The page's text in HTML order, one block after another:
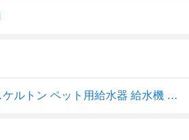
ジェックス ピュアクリスタル グラッシーR 1.5L 犬用 透明 スケルトン ペット用給水器 給水機 水飲み器 水飲み 自動 給水器 USB 静音 静か ペット用 犬 GEX【送料無料】